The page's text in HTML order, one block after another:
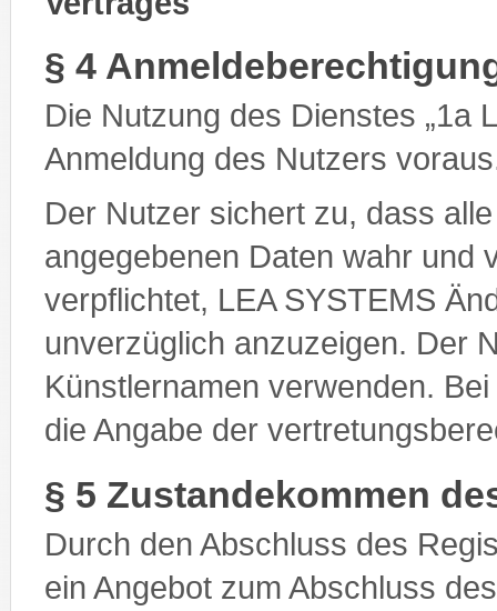
§ 4
Die Nutzung des Dienstes „1a
Anmeldung des Nutzers
Der Nutzer sichert zu, dass
angegebenen Daten wahr und
verpflichtet, LEA SYSTEMS
unverzüglich anzuzeigen. Der
Künstlernamen verwenden.
die Angabe der
§ 5 Zustandekommen
Durch den Abschluss des
ein Angebot zum Abschluss